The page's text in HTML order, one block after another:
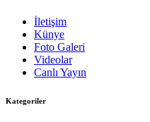
İletişim
Künye
Foto Galeri
Videolar
Canlı Yayın
Kategoriler